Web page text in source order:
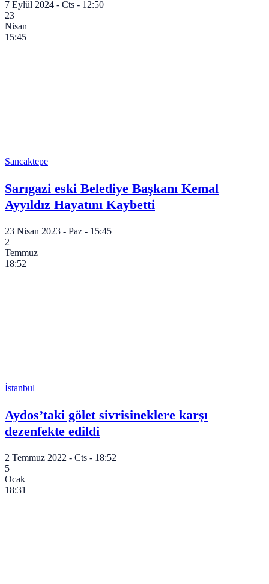
7 Eylül 2024 - Cts - 12:50
23
Nisan
15:45
Sancaktepe
Sarıgazi eski Belediye Başkanı Kemal
Ayyıldız Hayatını Kaybetti
23 Nisan 2023 - Paz - 15:45
2
Temmuz
18:52
İstanbul
Aydos’taki gölet sivrisineklere karşı
dezenfekte edildi
2 Temmuz 2022 - Cts - 18:52
5
Ocak
18:31